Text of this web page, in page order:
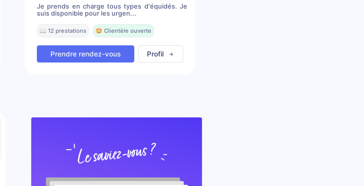
Je prends en charge tous types d'équidés. Je
suis disponible pour les urgen...
📖 12 prestations 🤩 Clientèle ouverte
Prendre rendez-vous Profil